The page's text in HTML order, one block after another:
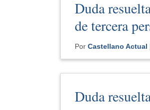
Duda
de tercera
Por Castellano Actual
Duda